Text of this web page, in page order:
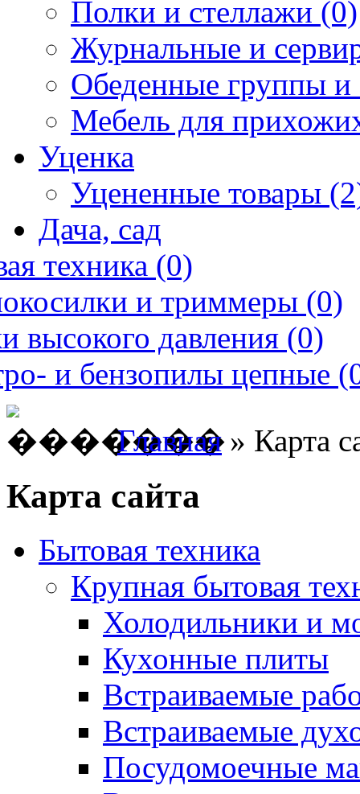
Полки и стеллажи (0)
Журнальные и
Обеденные группы и
Мебель для
Уценка
Уцененные товары
Дача, сад
техника (0)
и триммеры (0)
высокого давления (0)
и бензопилы цепные
Главная» Карта
Карта сайта
Бытовая техника
Крупная бытовая
Холодильники и
Кухонные плиты
Встраиваемые
Встраиваемые
Посудомоечные